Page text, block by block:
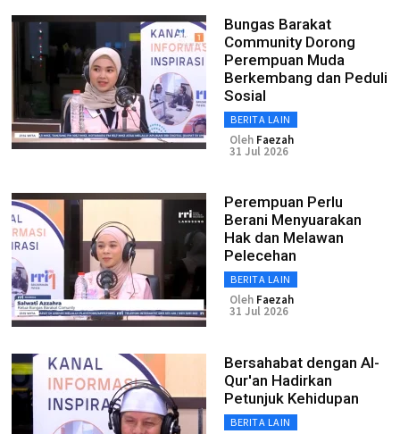
Bungas Barakat
Community Dorong
Perempuan Muda
Berkembang dan Peduli
Sosial
BERITA LAIN
Oleh Faezah
31 Jul 2026
Perempuan Perlu
Berani Menyuarakan
Hak dan Melawan
Pelecehan
BERITA LAIN
Oleh Faezah
31 Jul 2026
Bersahabat dengan Al-
Qur'an Hadirkan
Petunjuk Kehidupan
BERITA LAIN